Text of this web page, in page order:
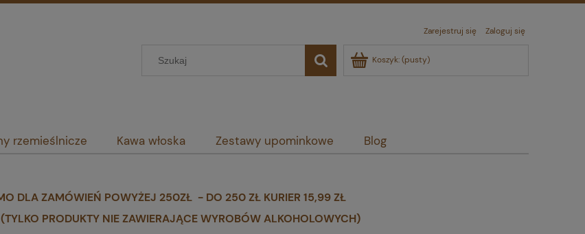
Zarejestruj się Zaloguj się
Koszyk:(pusty)
rzemieślnicze Kawa włoska Zestawy upominkowe Blog
DLA ZAMÓWIEŃ POWYŻEJ 250ZŁ - DO 250 ZŁ KURIER 15,99 ZŁ
PRODUKTY NIE ZAWIERAJĄCE WYROBÓW ALKOHOLOWYCH)